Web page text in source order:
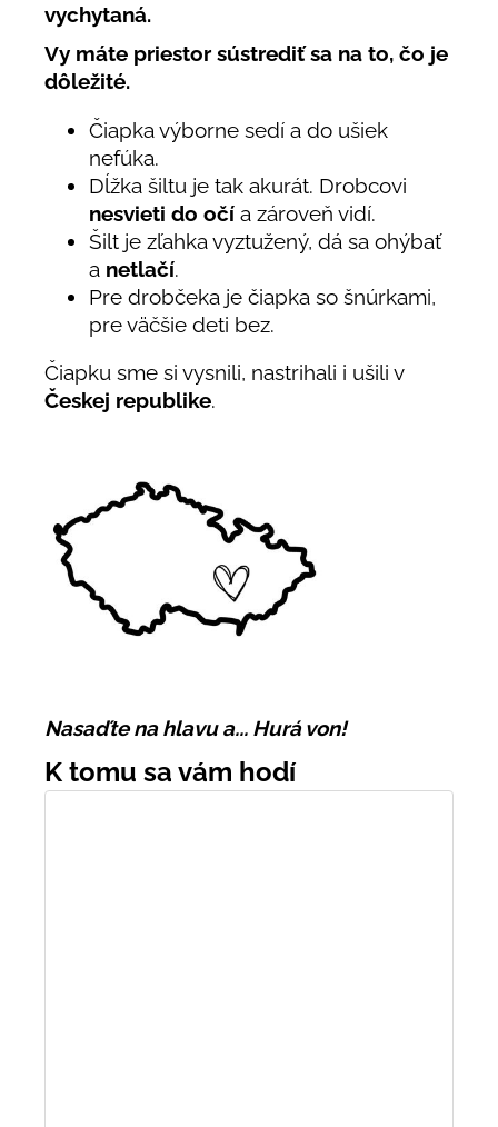
vychytaná.
Vy máte priestor sústrediť sa na to, čo je
dôležité.
Čiapka výborne sedí a do ušiek
nefúka.
Dĺžka šiltu je tak akurát. Drobcovi
nesvieti do očí a zároveň vidí.
Šilt je zľahka vyztužený, dá sa ohýbať
a netlačí.
Pre drobčeka je čiapka so šnúrkami,
pre väčšie deti bez.
Čiapku sme si vysnili, nastrihali i ušili v
Českej republike.
Nasaďte na hlavu a... Hurá von!